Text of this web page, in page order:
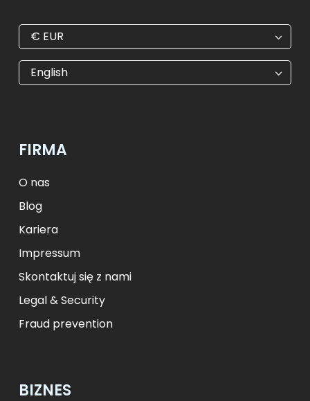
€ EUR
€ EUR
$ USD
ft HUF
zł PLN
₺ TRY
English
FIRMA
O nas
Blog
Kariera
Impressum
Skontaktuj się z nami
Legal & Security
Fraud prevention
BIZNES